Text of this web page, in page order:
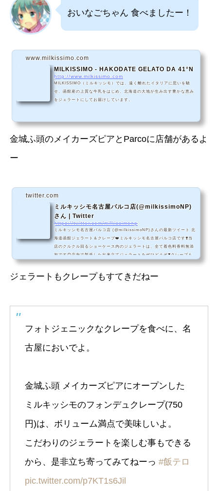
おいなごちゃん 食べましたー！
www.milkissimo.com
MILKISSIMO - HAKODATE GELATO DA 41°N
http://www.milkissimo.com
MILKISSIMO（ミルキッシモ）では、遠く離れたイタリアに思いを馳
せ、函館産の上質な牛乳をはじめ、北海道の大地が生み出す豊かな恵み
をジェラートにしてお届けしています。
金城ふ頭のメイカーズピアとParcoに店舗があるよ
ー
twitter.com
ミルキッシモ名古屋パルコ店(@milkissimoNP)
さん | Twitter
https://twitter.com/milkissimonp
ミルキッシモ名古屋パルコ店 (@milkissimoNP)さんの最新ツイート 北
海道函館ジェラート＆クレープ❤️ミルキッシモ名古屋パルコ店です❣️当
店のクルクル回るショーケース内のジェラートは、全て着色料香料無添
加です😊店内で製造した出来立てジェラートをぜひどうぞ❣️クレープも
北海道産にこだわっております‼️北海道産生クリームのクレープが食べ
られるお店は数少ないのでは⁉️名古屋パルコ西館Ｂ１Ｆ 愛知県名古屋市
中区栄３丁目29-1
ジェラートもクレープもすてきだねー
フォトジェニックなクレープを食べに、名
古屋においでよ。
金城ふ頭 メイカーズピアにオープンした
ミルキッシモのフォンデュクレープ(750
円)は、ボリューム満点で美味しいよ。
こだわりのジェラートを楽しむ事もできる
から、是非立ち寄ってみてねーっ #飯テロ
pic.twitter.com/p7KT1s6Jil